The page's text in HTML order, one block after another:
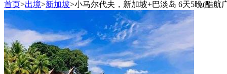
首页>出境>新加坡>小马尔代夫，新加坡+巴淡岛 6天5晚(酷航